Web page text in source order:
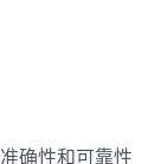
确性和可靠性